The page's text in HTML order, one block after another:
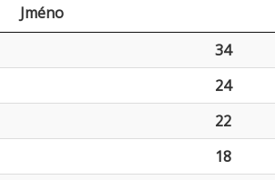
Jméno
34
24
22
18